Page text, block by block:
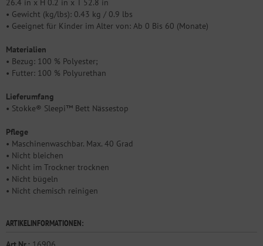
• Gewicht (kg/lbs): 0.43 kg / 0.9 lbs
• Geeignet für Kinder im Alter von: Ab 0 Bis 60 (Monate)
Materialien
• Bezug: 100 % Polyester;
• Futter: 100 % Polyurethan
Lieferumfang
• Stokke® Sleepi™ Bett Nässestop
Pflege
• Maschinenwaschbar. Max. 40 Grad
• Nicht bleichen
• Nicht im Trockner trocknen
• Nicht bügeln
• Nicht chemisch reinigen
ARTIKELINFORMATIONEN: